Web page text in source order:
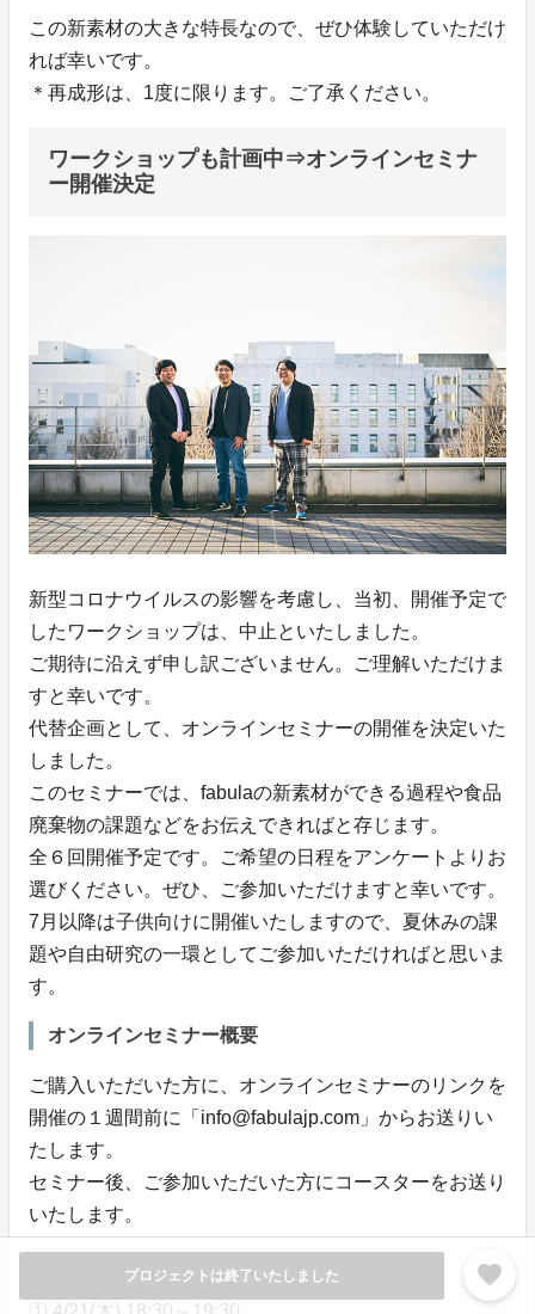
プロジェクトは終了いたしました favorite
この新素材の大きな特長なので、ぜひ体験していただけ
れば幸いです。
＊再成形は、1度に限ります。ご了承ください。
ワークショップも計画中⇒オンラインセミナ
ー開催決定
新型コロナウイルスの影響を考慮し、当初、開催予定で
したワークショップは、中止といたしました。
ご期待に沿えず申し訳ございません。ご理解いただけま
すと幸いです。
代替企画として、オンラインセミナーの開催を決定いた
しました。
このセミナーでは、fabulaの新素材ができる過程や食品
廃棄物の課題などをお伝えできればと存じます。
全６回開催予定です。ご希望の日程をアンケートよりお
選びください。ぜひ、ご参加いただけますと幸いです。
7月以降は子供向けに開催いたしますので、夏休みの課
題や自由研究の一環としてご参加いただければと思いま
す。
オンラインセミナー概要
ご購入いただいた方に、オンラインセミナーのリンクを
開催の１週間前に「info@fabulajp.com」からお送りい
たします。
セミナー後、ご参加いただいた方にコースターをお送り
いたします。